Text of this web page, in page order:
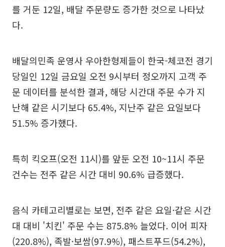
를 거둔 12일, 배달 주문량도 증가한 것으로 나타났
다.
배달의민족 운영사 우아한형제들이 한국-체코전 경기
당일인 12일 금요일 오전 9시부터 정오까지 고객 주
문 데이터를 분석한 결과, 해당 시간대 주문 수가 지
난해 같은 시기보다 65.4%, 지난주 같은 요일보다
51.5% 증가했다.
특히 킥오프(오전 11시)를 앞둔 오전 10~11시 주문
건수는 전주 같은 시간 대비 90.6% 급증했다.
음식 카테고리별로는 보면, 전주 같은 요일·같은 시간
대 대비 '치킨' 주문 수는 875.8% 늘었다. 이어 피자
(220.8%), 족발·보쌈(97.9%), 패스트푸드(54.2%),